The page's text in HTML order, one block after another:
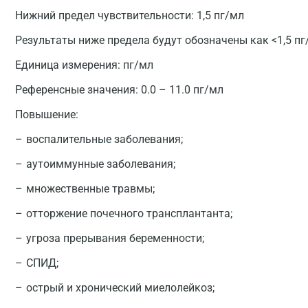
Нижний предел чувствительности: 1,5 пг/мл
Результаты ниже предела будут обозначены как <1,5
Единица измерения: пг/мл
Референсные значения: 0.0 – 11.0 пг/мл
Повышение:
воспалительные заболевания;
аутоиммунные заболевания;
множественные травмы;
отторжение почечного трансплантанта;
угроза прерывания беременности;
СПИД;
острый и хронический миелолейкоз;